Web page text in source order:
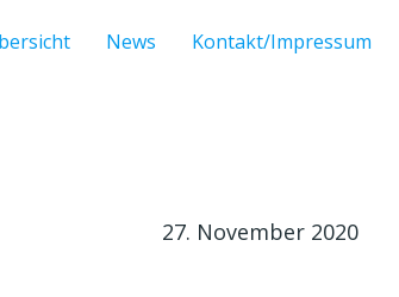
News Kontakt/Impressum
27. November 2020